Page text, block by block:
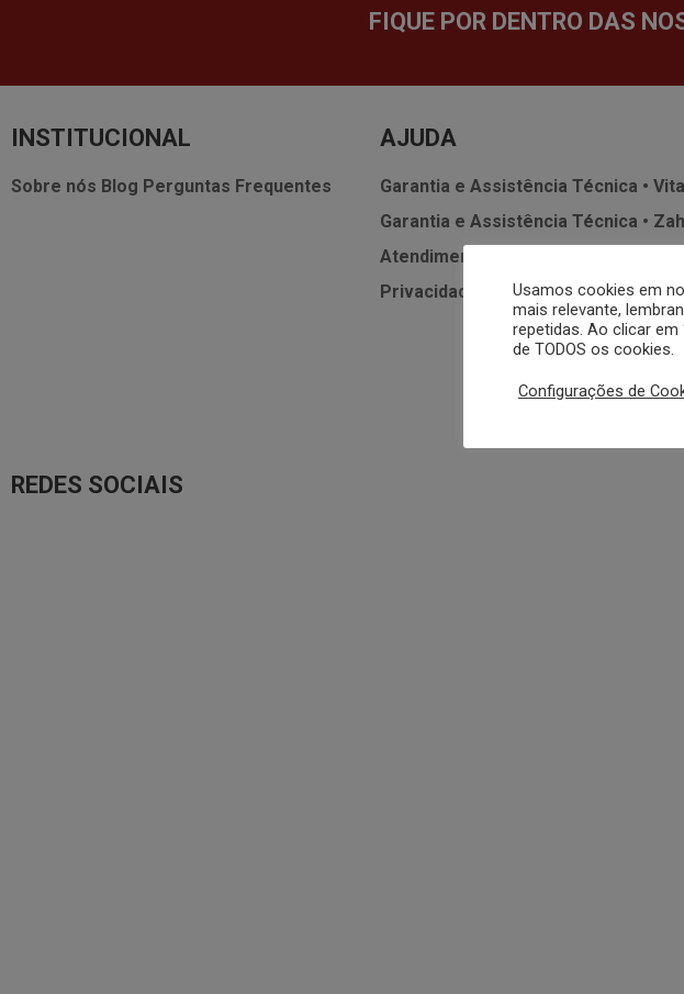
FIQUE POR DENTRO DAS
INSTITUCIONAL
Sobre nós Blog Perguntas Frequentes
AJUDA
Garantia e Assistência Técnica •
Garantia e Assistência Técnica •
Atendimento Whatsapp
Privacidade
Termos de Uso SAC
REDES SOCIAIS
Usamos cookies em
mais relevante,
repetidas. Ao clicar em
de TODOS os cookies.
Configurações de